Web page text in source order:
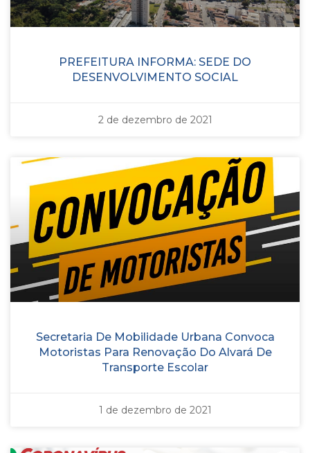
PREFEITURA INFORMA: SEDE DO
DESENVOLVIMENTO SOCIAL
2 de dezembro de 2021
Secretaria De Mobilidade Urbana Convoca
Motoristas Para Renovação Do Alvará De
Transporte Escolar
1 de dezembro de 2021